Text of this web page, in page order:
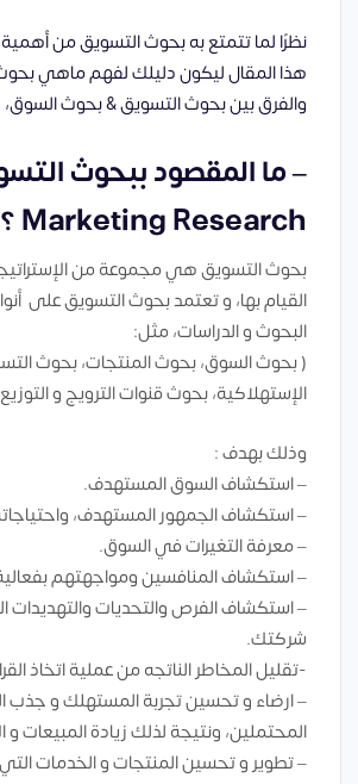
نظرًا لما تتمتع بهبحوث التسويقمن أهمية
هذا المقال ليكون دليلك لفهم ماهي
والفرق بين بحوث التسويق & بحوث
– ما المقصود ببحوث
Marketing Research ؟
بحوث التسويق هي مجموعة من
القيام بها، و تعتمد بحوث التسويق على
البحوث و الدراسات، مثل:
( بحوث السوق، بحوث المنتجات، بحوث
الإستهلاكية، بحوث قنوات الترويج و
وذلك بهدف :
– استكشاف السوق المستهدف.
– استكشاف الجمهور المستهدف،
– معرفة التغيرات في السوق.
– استكشاف المنافسين ومواجهتهم
– استكشاف الفرص والتحديات والتهديدات
شركتك.
-تقليل المخاطر الناتجه من عملية اتخاذ
– ارضاء و تحسين تجربة المستهلك و جذب
المحتملين، ونتيجة لذلك زيادة المبيعات و
– تطوير و تحسين المنتجات و الخدمات